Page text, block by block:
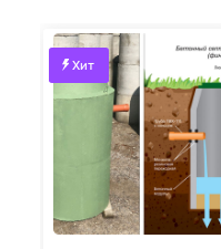
Срок службы такой
лет и более.
Однако важно
условиях —
грунтовых вод или
эксплуатации может
Акция— всем
Хит